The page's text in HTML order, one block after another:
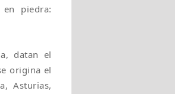
piedra:
datan el
origina el
Asturias,